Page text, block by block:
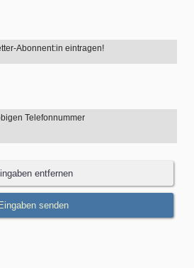
Abonnent:in eintragen!
Telefonnummer